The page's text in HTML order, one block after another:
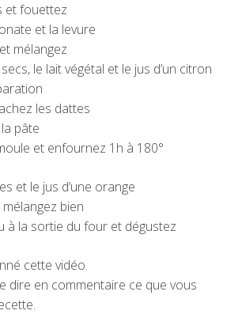
et fouettez
et la levure
mélangez
le lait végétal et le jus d’un citron
les dattes
pâte
et enfournez 1h à 180°
et le jus d’une orange
bien
à la sortie du four et dégustez
cette vidéo.
dire en commentaire ce que vous